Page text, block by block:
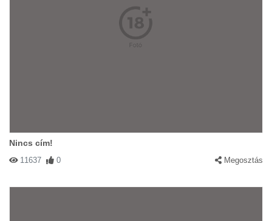
Nincs cím!
11637 0 Megosztás